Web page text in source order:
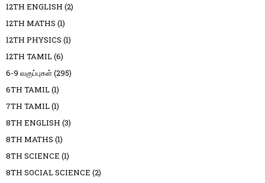
12TH ENGLISH (2)
12TH MATHS (1)
12TH PHYSICS (1)
12TH TAMIL(6)
6-9 வகுப்புகள்(295)
6TH TAMIL(1)
7TH TAMIL(1)
8TH ENGLISH (3)
8TH MATHS (1)
8TH SCIENCE (1)
8TH SOCIAL SCIENCE (2)